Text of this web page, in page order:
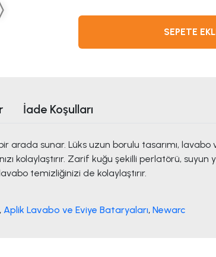
SEPETE
İade Koşulları
arada sunar. Lüks uzun borulu tasarımı,
kolaylaştırır. Zarif kuğu şekilli perlatörü,
temizliğinizi de kolaylaştırır.
, Aplik Lavabo ve Eviye Bataryaları, Newarc